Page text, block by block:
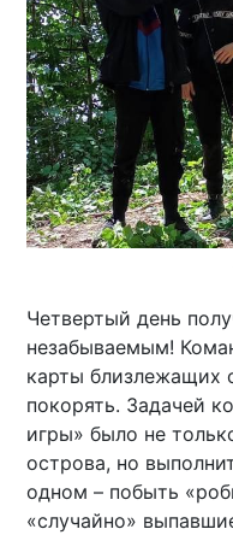
Четвертый день
незабываемым!
карты близлежащих
покорять. Задачей
игры» было не
острова, но
одном – побыть
«случайно»